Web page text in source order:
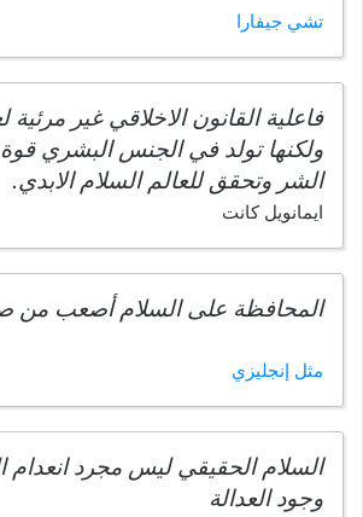
تشي جيفارا
فاعلية القانون الاخلاقي غير مرئية
ولكنها تولد في الجنس البشري قوة
الشر وتحقق للعالم السلام الابدي.
ايمانويل كانت
المحافظة على السلام أصعب من
مثل إنجليزي
السلام الحقيقي ليس مجرد انعدام
وجود العدالة